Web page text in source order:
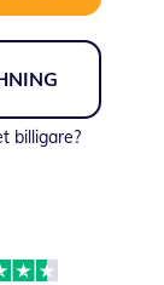
billigare?